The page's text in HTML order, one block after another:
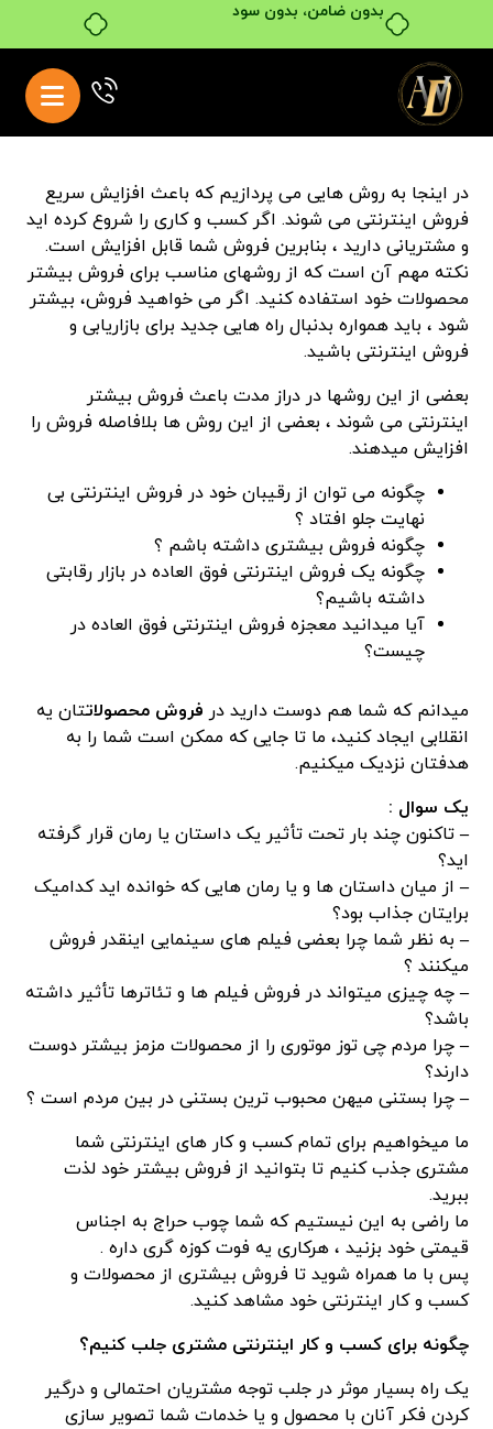
بدون ضامن، بدون سود
در اینجا به روش هایی می پردازیم که باعث افزایش سریع
فروش اینترنتی می شوند. اگر کسب و کاری را شروع کرده اید
و مشتریانی دارید ، بنابرین فروش شما قابل افزایش است.
نکته مهم آن است که از روشهای مناسب برای فروش بیشتر
محصولات خود استفاده کنید. اگر می خواهید فروش، بیشتر
شود ، باید همواره بدنبال راه هایی جدید برای بازاریابی و
فروش اینترنتی باشید.
بعضی از این روشها در دراز مدت باعث فروش بیشتر
اینترنتی می شوند ، بعضی از این روش ها بلافاصله فروش را
افزایش میدهند.
چگونه می توان از رقیبان خود در فروش اینترنتی بی
نهایت جلو افتاد ؟
چگونه فروش بیشتری داشته باشم ؟
چگونه یک فروش اینترنتی فوق العاده در بازار رقابتی
داشته باشیم؟
آیا میدانید معجزه فروش اینترنتی فوق العاده در
چیست؟
میدانم که شما هم دوست دارید در فروش محصولاتتان یه
انقلابی ایجاد کنید، ما تا جایی که ممکن است شما را به
هدفتان نزدیک میکنیم.
یک سوال :
–تاکنون چند بار تحت تأثیر یک داستان یا رمان قرار گرفته
اید؟
–از میان داستان ها و یا رمان هایی که خوانده اید کدامیک
برایتان جذاب بود؟
–به نظر شما چرا بعضی فیلم های سینمایی اینقدر فروش
میکنند ؟
–چه چیزی میتواند در فروش فیلم ها و تئاترها تأثیر داشته
باشد؟
–چرا مردم چی توز موتوری را از محصولات مزمز بیشتر دوست
دارند؟
–چرا بستنی میهن محبوب ترین بستنی در بین مردم است ؟
ما میخواهیم برای تمام کسب و کار های اینترنتی شما
مشتری جذب کنیم تا بتوانید از فروش بیشتر خود لذت
ببرید.
ما راضی به این نیستیم که شما چوب حراج به اجناس
قیمتی خود بزنید ، هرکاری یه فوت کوزه گری داره .
پس با ما همراه شوید تا فروش بیشتری از محصولات و
کسب و کار اینترنتی خود مشاهد کنید.
چگونه برای کسب و کار اینترنتی مشتری جلب کنیم؟
یک راه بسیار موثر در جلب توجه مشتریان احتمالی و درگیر
کردن فکر آنان با محصول و یا خدمات شما تصویر سازی